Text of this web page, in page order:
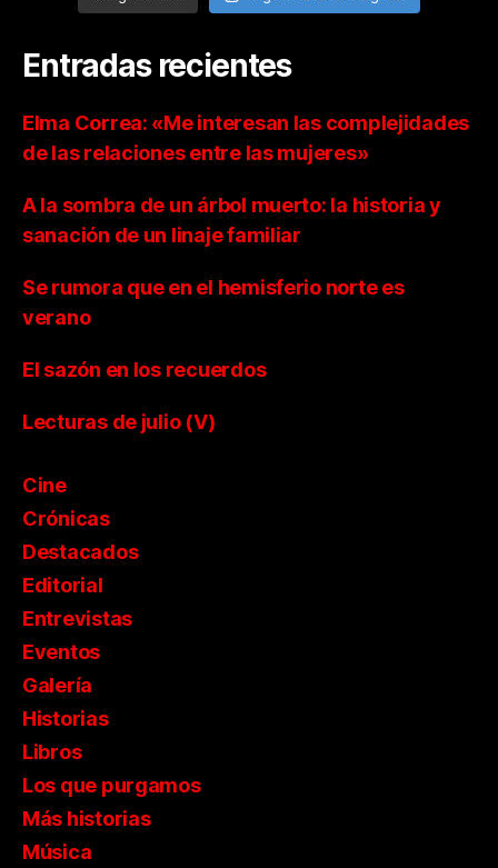
Entradas recientes
Elma Correa: «Me interesan las complejidades
de las relaciones entre las mujeres»
A la sombra de un árbol muerto: la historia y
sanación de un linaje familiar
Se rumora que en el hemisferio norte es
verano
El sazón en los recuerdos
Lecturas de julio (V)
Cine
Crónicas
Destacados
Editorial
Entrevistas
Eventos
Galería
Historias
Libros
Los que purgamos
Más historias
Música